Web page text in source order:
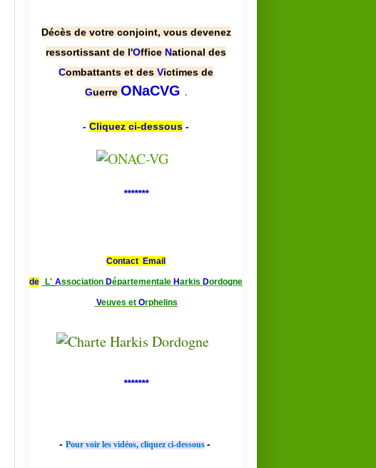
Décès de votre conjoint, vous devenez
ressortissant de l'Office National des
Combattants et des Victimes de
Guerre ONaCVG .
- Cliquez ci-dessous -
*******
Contact Email
de L' Association Départementale Harkis Dordogne
Veuves et Orphelins
*******
- Pour voir les vidéos, cliquez ci-dessous -